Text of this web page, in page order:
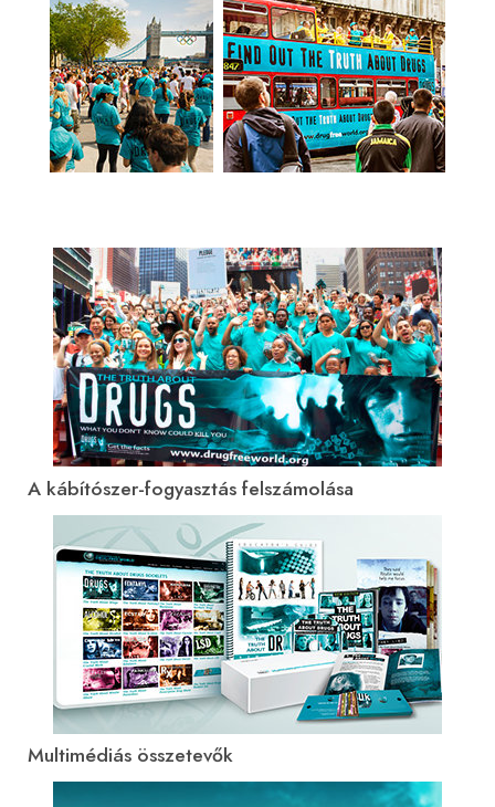
A kábítószer-fogyasztás felszámolása
Multimédiás összetevők